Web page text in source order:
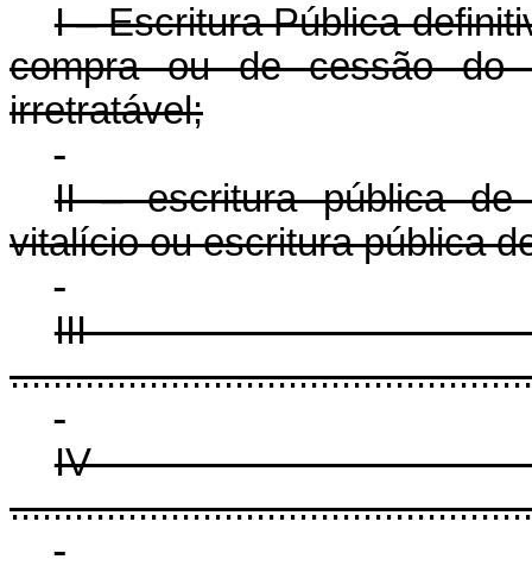
I – Escritura Pública
compra ou de cessão do
irretratável;
II – escritura pública de
vitalício ou escritura pública